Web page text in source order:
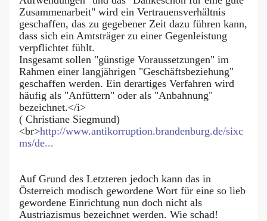
Zusammenarbeit" wird ein Vertrauensverhältnis
geschaffen, das zu gegebener Zeit dazu führen kann,
dass sich ein Amtsträger zu einer Gegenleistung
verpflichtet fühlt.
Insgesamt sollen "günstige Voraussetzungen" im
Rahmen einer langjährigen "Geschäftsbeziehung"
geschaffen werden. Ein derartiges Verfahren wird
häufig als "Anfüttern" oder als "Anbahnung"
bezeichnet.</i>
( Christiane Siegmund)
<br>http://www.antikorruption.brandenburg.de/sixc
ms/de...
Auf Grund des Letzteren jedoch kann das in
Österreich modisch gewordene Wort für eine so lieb
gewordene Einrichtung nun doch nicht als
Austriazismus bezeichnet werden. Wie schad!